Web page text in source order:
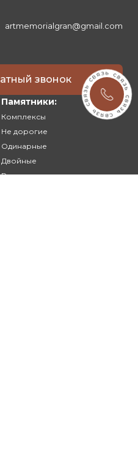
artmemorialgran@gmail.com
звонок
Памятники:
Комплексы
Не дорогие
Одинарные
Двойные
Резные